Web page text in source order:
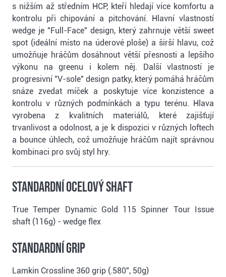
s nižším až středním HCP, kteří hledají více komfortu a
kontrolu při chipování a pitchování. Hlavní vlastností
wedge je "Full-Face" design, který zahrnuje větší sweet
spot (ideální místo na úderové ploše) a širší hlavu, což
umožňuje hráčům dosáhnout větší přesnosti a lepšího
výkonu na greenu i kolem něj. Další vlastností je
progresivní "V-sole" design patky, který pomáhá hráčům
snáze zvedat míček a poskytuje více konzistence a
kontrolu v různých podmínkách a typu terénu. Hlava
vyrobena z kvalitních materiálů, které zajišťují
trvanlivost a odolnost, a je k dispozici v různých loftech
a bounce úhlech, což umožňuje hráčům najít správnou
kombinaci pro svůj styl hry.
Standardní ocelový shaft
True Temper Dynamic Gold 115 Spinner Tour Issue
shaft (116g) - wedge flex
Standardní grip
Lamkin Crossline 360 grip (.580", 50g)